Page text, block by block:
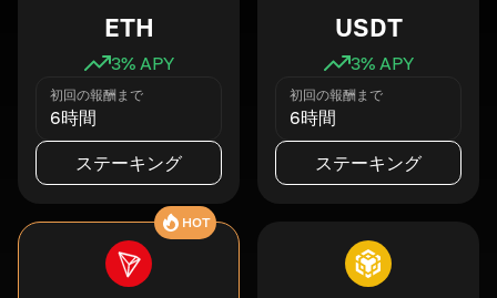
ETH
3% APY
初回の報酬まで
6時間
ステーキング
USDT
3% APY
初回の報酬まで
6時間
ステーキング
HOT